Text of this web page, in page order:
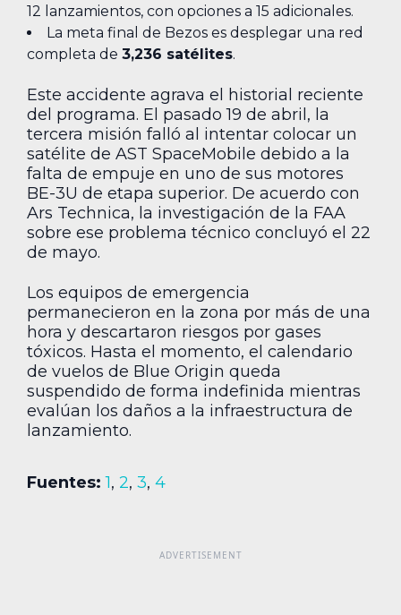
12 lanzamientos, con opciones a 15 adicionales.
La meta final de Bezos es desplegar una red
completa de 3,236 satélites.
Este accidente agrava el historial reciente
del programa. El pasado 19 de abril, la
tercera misión falló al intentar colocar un
satélite de AST SpaceMobile debido a la
falta de empuje en uno de sus motores
BE-3U de etapa superior. De acuerdo con
Ars Technica, la investigación de la FAA
sobre ese problema técnico concluyó el 22
de mayo.
Los equipos de emergencia
permanecieron en la zona por más de una
hora y descartaron riesgos por gases
tóxicos. Hasta el momento, el calendario
de vuelos de Blue Origin queda
suspendido de forma indefinida mientras
evalúan los daños a la infraestructura de
lanzamiento.
Fuentes: 1, 2, 3, 4